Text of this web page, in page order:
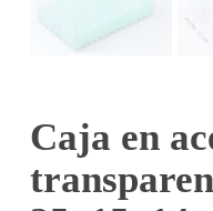
Caja en